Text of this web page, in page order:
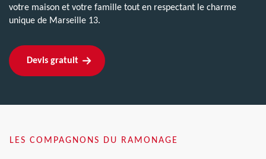
votre maison et votre famille tout en respectant le charme
unique de Marseille 13.
Devis gratuit
LES COMPAGNONS DU RAMONAGE